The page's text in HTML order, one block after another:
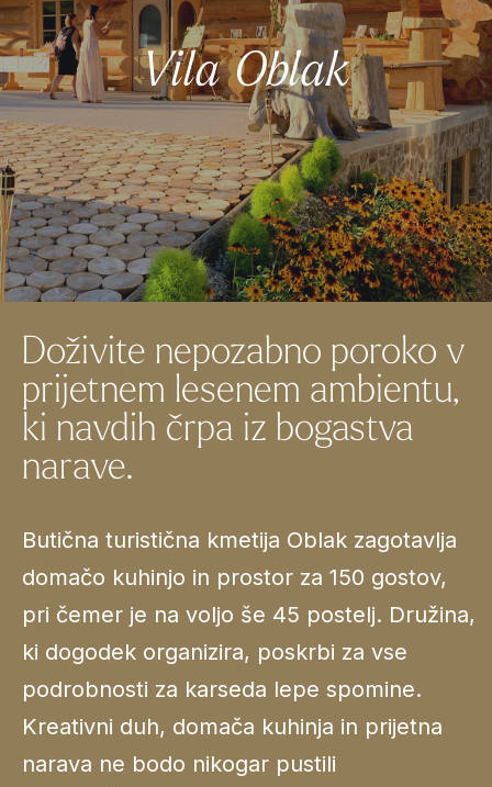
Vila Oblak
Doživite nepozabno poroko v
prijetnem lesenem ambientu,
ki navdih črpa iz bogastva
narave.
Butična turistična kmetija Oblak zagotavlja
domačo kuhinjo in prostor za 150 gostov,
pri čemer je na voljo še 45 postelj. Družina,
ki dogodek organizira, poskrbi za vse
podrobnosti za karseda lepe spomine.
Kreativni duh, domača kuhinja in prijetna
narava ne bodo nikogar pustili